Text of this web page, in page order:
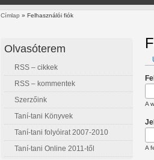
Címlap » Felhasználói fiók
A
A
Olvasóterem
RSS – cikkek
RSS – kommentek
Szerzőink
Taní-tani Könyvek
Taní-tani folyóirat 2007-2010
Taní-tani Online 2011-től